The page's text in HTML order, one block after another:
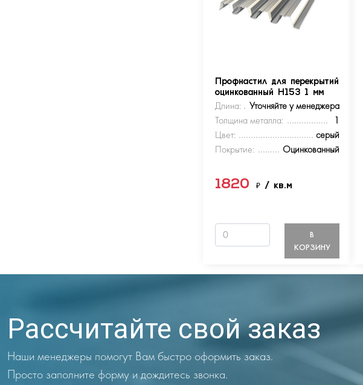
Профнастил для перекрытий
оцинкованный Н153 1 мм
Длина:
Уточняйте у менеджера
Толщина металла:
1
Цвет:
серый
Покрытие:
Оцинкованный
1820₽/ кв.м
В
КОРЗИНУ
Рассчитайте свой заказ
Наши менеджеры помогут Вам быстро оформить заказ.
Просто заполните форму и дождитесь звонка.